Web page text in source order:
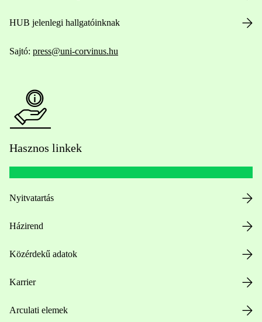
HUB jelenlegi hallgatóinknak
Sajtó: press@uni-corvinus.hu
Hasznos linkek
Nyitvatartás
Házirend
Közérdekű adatok
Karrier
Arculati elemek